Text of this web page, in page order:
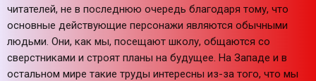
читателей, не в последнюю очередь благодаря тому, что
основные действующие персонажи являются обычными
людьми. Они, как мы, посещают школу, общаются со
сверстниками и строят планы на будущее. На Западе и в
остальном мире такие труды интересны из-за того, что мы